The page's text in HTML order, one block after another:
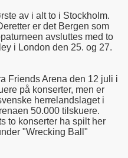
av i alt to i Stockholm.
er det Bergen som
avsluttes med to
i London den 25. og 27.
Friends Arena den 12 juli i
på konserter, men er
herrelandslaget i
50.000 tilskuere.
to konserter ha spilt her
"Wrecking Ball"